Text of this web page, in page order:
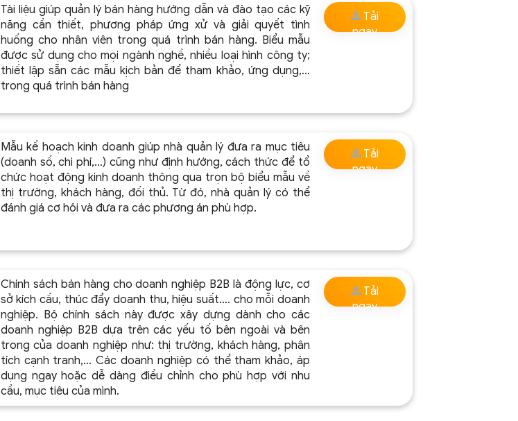
Tài liệu giúp quản lý bán hàng hướng dẫn và đào tạo các kỹ
năng cần thiết, phương pháp ứng xử và giải quyết tình
huống cho nhân viên trong quá trình bán hàng. Biểu mẫu
được sử dụng cho mọi ngành nghề, nhiều loại hình công ty;
thiết lập sẵn các mẫu kịch bản để tham khảo, ứng dụng,…
trong quá trình bán hàng
Tải
ngay
Mẫu kế hoạch kinh doanh giúp nhà quản lý đưa ra mục tiêu
(doanh số, chi phí,…) cũng như định hướng, cách thức để tổ
chức hoạt động kinh doanh thông qua trọn bộ biểu mẫu về
thị trường, khách hàng, đối thủ. Từ đó, nhà quản lý có thể
đánh giá cơ hội và đưa ra các phương án phù hợp.
Tải
ngay
Chính sách bán hàng cho doanh nghiệp B2B là động lực, cơ
sở kích cầu, thúc đẩy doanh thu, hiệu suất…. cho mỗi doanh
nghiệp. Bộ chính sách này được xây dựng dành cho các
doanh nghiệp B2B dựa trên các yếu tố bên ngoài và bên
trong của doanh nghiệp như: thị trường, khách hàng, phân
tích cạnh tranh,… Các doanh nghiệp có thể tham khảo, áp
dụng ngay hoặc dễ dàng điều chỉnh cho phù hợp với nhu
cầu, mục tiêu của mình.
Tải
ngay